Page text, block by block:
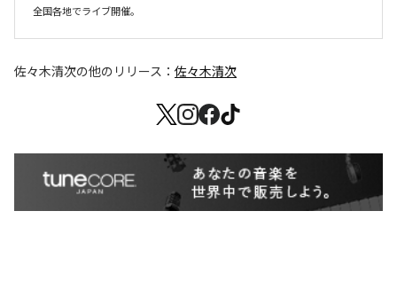
全国各地でライブ開催。
佐々木清次の他のリリース： 佐々木清次